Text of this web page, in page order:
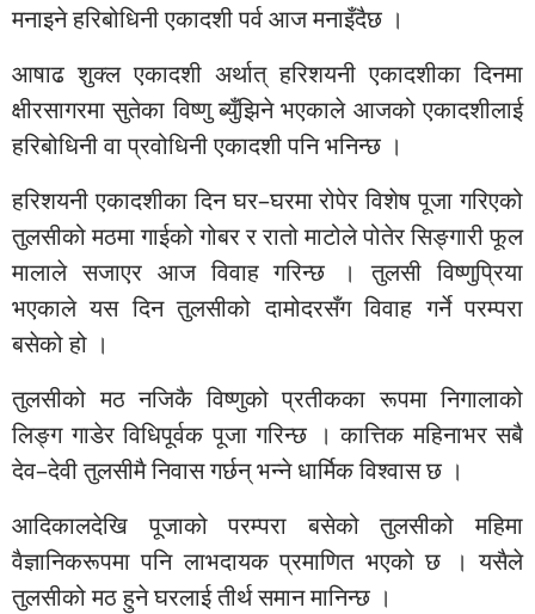
मनाइने हरिबोधिनी एकादशी पर्व आज मनाइँदैछ ।
आषाढ शुक्ल एकादशी अर्थात् हरिशयनी एकादशीका दिनमा
क्षीरसागरमा सुतेका विष्णु ब्युँझिने भएकाले आजको एकादशीलाई
हरिबोधिनी वा प्रवोधिनी एकादशी पनि भनिन्छ ।
हरिशयनी एकादशीका दिन घर–घरमा रोपेर विशेष पूजा गरिएको
तुलसीको मठमा गाईको गोबर र रातो माटोले पोतेर सिङ्गारी फूल
मालाले सजाएर आज विवाह गरिन्छ । तुलसी विष्णुप्रिया
भएकाले यस दिन तुलसीको दामोदरसँग विवाह गर्ने परम्परा
बसेको हो ।
तुलसीको मठ नजिकै विष्णुको प्रतीकका रूपमा निगालाको
लिङ्ग गाडेर विधिपूर्वक पूजा गरिन्छ । कात्तिक महिनाभर सबै
देव–देवी तुलसीमै निवास गर्छन् भन्ने धार्मिक विश्वास छ ।
आदिकालदेखि पूजाको परम्परा बसेको तुलसीको महिमा
वैज्ञानिकरूपमा पनि लाभदायक प्रमाणित भएको छ । यसैले
तुलसीको मठ हुने घरलाई तीर्थ समान मानिन्छ ।